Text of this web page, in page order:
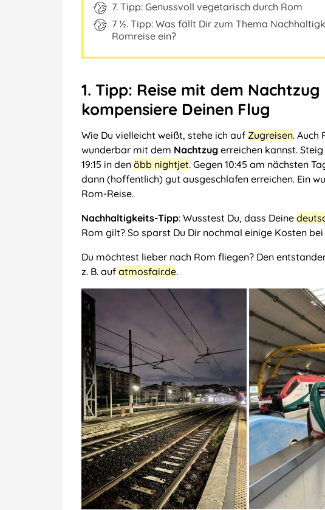
7. Tipp: Genussvoll vegetarisch durch Rom
7 ½. Tipp: Was fällt Dir zum Thema
Romreise ein?
1. Tipp: Reise mit dem
kompensiere Deinen Flug
Wie Du vielleicht weißt, stehe ich auf Zugreisen. Auch
wunderbar mit dem Nachtzug erreichen kannst.
19:15 in den öbb nightjet. Gegen 10:45 am nächsten
dann (hoffentlich) gut ausgeschlafen erreichen. Ein
Rom-Reise.
Nachhaltigkeits-Tipp: Wusstest Du, dass Deine
Rom gilt? So sparst Du Dir nochmal einige Kosten bei
Du möchtest lieber nach Rom fliegen? Den
z. B. auf atmosfair.de.